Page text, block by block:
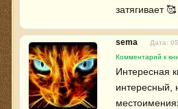
затягивает 🥰
sema
Дата:
Комментарий к
Интересная
интересный,